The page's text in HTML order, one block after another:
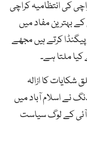
کی انتظامیہ کراچی
بہترین مفاد میں
کرتے ہیں مجھے
ملتا ہے۔
شکایات کا ازالہ
نے اسلام آباد میں
آئی کے لوگ سیاست